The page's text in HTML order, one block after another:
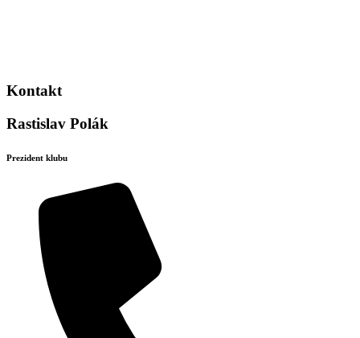
Kontakt
Rastislav Polák
Prezident klubu